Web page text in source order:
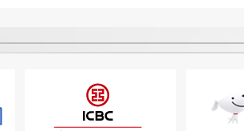
今未解决
预售年卡自动被激活，开放半年预约期有
近3个月周末不能预约，还不允许退卡退